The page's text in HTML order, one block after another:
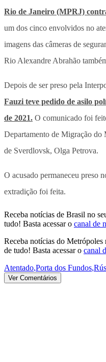
Rio de Janeiro (MPRJ)
um dos cinco envolvidos no
imagens das câmeras de
Rio Alexandre Abrahão
Depois de ser preso pela
Fauzi teve pedido de asilo
de 2021. O comunicado foi
Departamento de Migração
de Sverdlovsk, Olga Petrova.
O acusado permaneceu preso
extradição foi feita.
Receba notícias de Brasil no
tudo! Basta acessar o canal de
Receba notícias do
de tudo! Basta acessar o canal
Atentado,Porta dos Fundos,
Ver Comentários